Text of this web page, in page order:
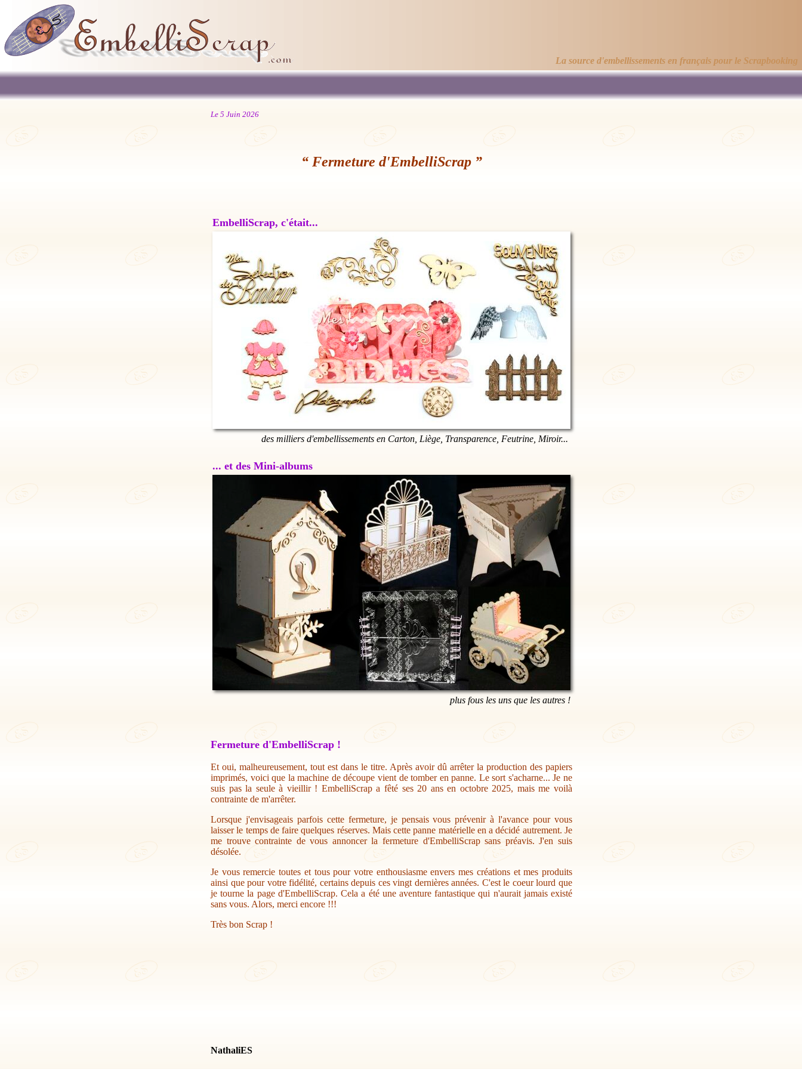
La source d'embellissements en français pour le Scrapbooking
Le 5 Juin 2026
“ Fermeture d'EmbelliScrap ”
EmbelliScrap, c'était...
des milliers d'embellissements en Carton, Liège, Transparence, Feutrine, Miroir...
... et des Mini-albums
plus fous les uns que les autres !
Fermeture d'EmbelliScrap !
Et oui, malheureusement, tout est dans le titre. Après avoir dû arrêter la production des papiers
imprimés, voici que la machine de découpe vient de tomber en panne. Le sort s'acharne... Je ne
suis pas la seule à vieillir ! EmbelliScrap a fêté ses 20 ans en octobre 2025, mais me voilà
contrainte de m'arrêter.
Lorsque j'envisageais parfois cette fermeture, je pensais vous prévenir à l'avance pour vous
laisser le temps de faire quelques réserves. Mais cette panne matérielle en a décidé autrement. Je
me trouve contrainte de vous annoncer la fermeture d'EmbelliScrap sans préavis. J'en suis
désolée.
Je vous remercie toutes et tous pour votre enthousiasme envers mes créations et mes produits
ainsi que pour votre fidélité, certains depuis ces vingt dernières années. C'est le coeur lourd que
je tourne la page d'EmbelliScrap. Cela a été une aventure fantastique qui n'aurait jamais existé
sans vous. Alors, merci encore !!!
Très bon Scrap !
NathaliES